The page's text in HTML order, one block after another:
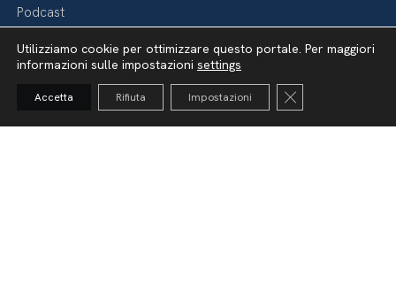
Podcast
Utilizziamo cookie per ottimizzare questo portale. Per maggiori
informazioni sulle impostazioni settings
Accetta Rifiuta Impostazioni Close GDPR